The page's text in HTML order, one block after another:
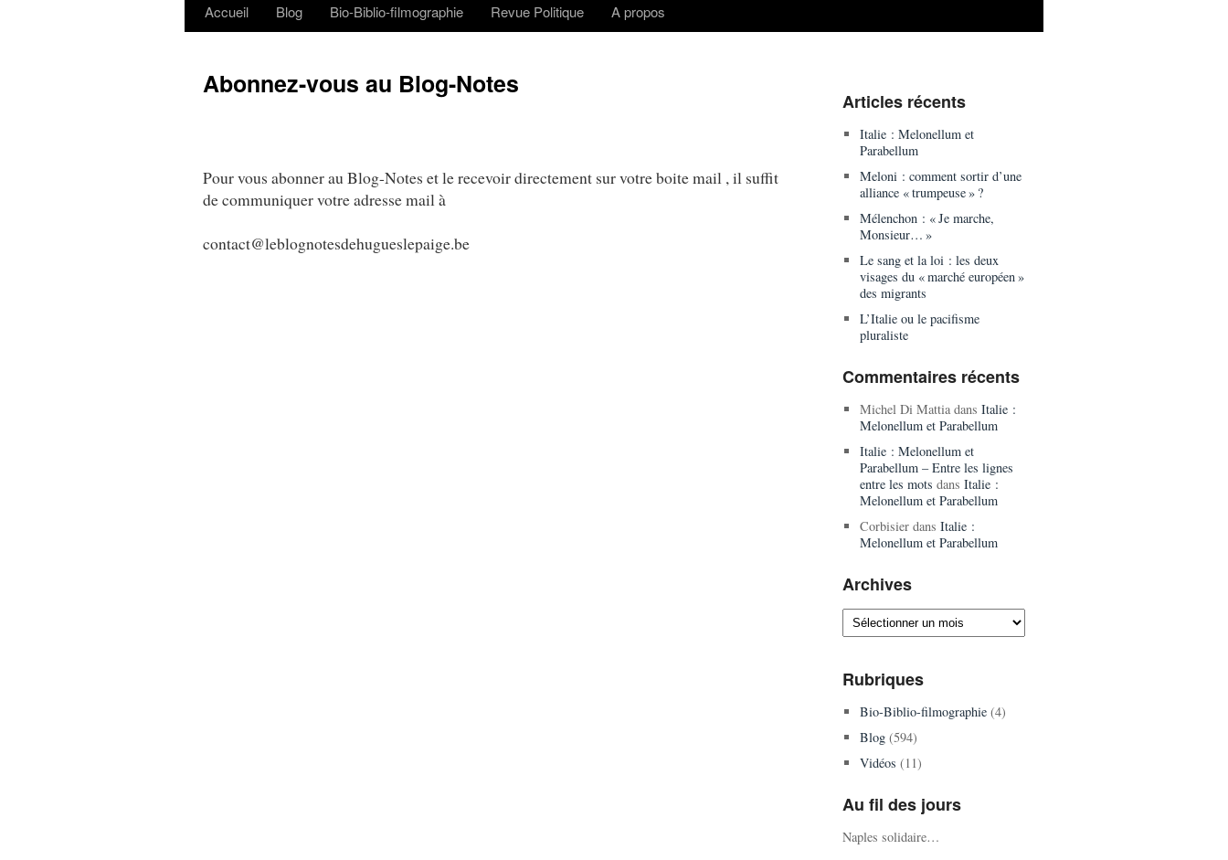
Aller
contenu
Accueil Blog Bio-Biblio-filmographie Revue Politique A propos
Abonnez-vous au Blog-Notes
Pour vous abonner au Blog-Notes et le recevoir directement sur votre boite mail , il suffit
de communiquer votre adresse mail à
contact@leblognotesdehugueslepaige.be
Articles récents
Italie : Melonellum et
Parabellum
Meloni : comment sortir d’une
alliance « trumpeuse » ?
Mélenchon : « Je marche,
Monsieur… »
Le sang et la loi : les deux
visages du « marché européen »
des migrants
L’Italie ou le pacifisme
pluraliste
Commentaires récents
Michel Di Mattiadans Italie :
Melonellum et Parabellum
Italie : Melonellum et
Parabellum – Entre les lignes
entre les mots dans Italie :
Melonellum et Parabellum
Corbisierdans Italie :
Melonellum et Parabellum
Archives
Archives
Rubriques
Bio-Biblio-filmographie(4)
Blog(594)
Vidéos (11)
Au fil des jours
Naples solidaire…